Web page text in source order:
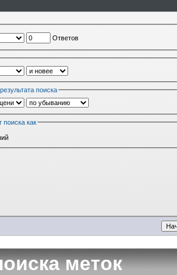
Ответов
поиска
поиска как
меток